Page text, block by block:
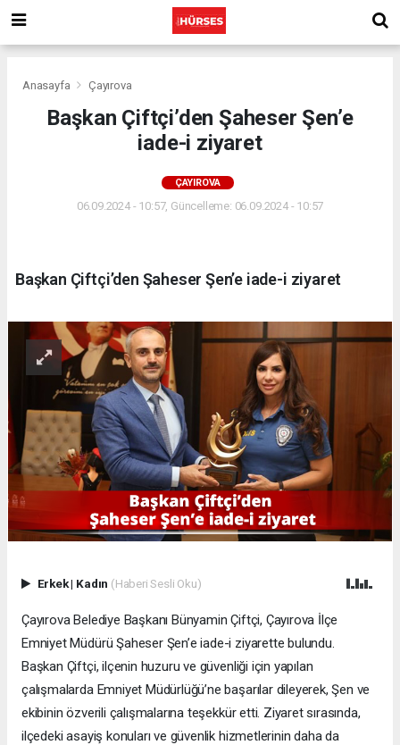
Anasayfa Çayırova
Başkan Çiftçi’den Şaheser Şen’e
iade-i ziyaret
ÇAYIROVA
06.09.2024 - 10:57, Güncelleme: 06.09.2024 - 10:57
Başkan Çiftçi’den Şaheser Şen’e iade-i ziyaret
Erkek| Kadın (Haberi Sesli Oku)
Çayırova Belediye Başkanı Bünyamin Çiftçi, Çayırova İlçe
Emniyet Müdürü Şaheser Şen’e iade-i ziyarette bulundu.
Başkan Çiftçi, ilçenin huzuru ve güvenliği için yapılan
çalışmalarda Emniyet Müdürlüğü’ne başarılar dileyerek, Şen ve
ekibinin özverili çalışmalarına teşekkür etti. Ziyaret sırasında,
ilçedeki asayiş konuları ve güvenlik hizmetlerinin daha da